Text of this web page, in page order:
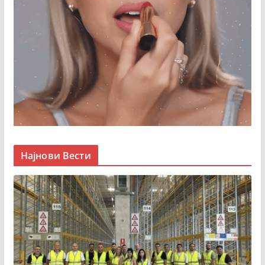
Најнови Вести